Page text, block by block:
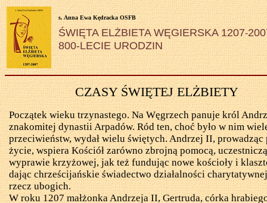
s. Anna Ewa Kędracka OSFB
ŚWIĘTA ELŻBIETA WĘGIERSKA 1207-
800-LECIE URODZIN
CZASY ŚWIĘTEJ ELŻBIETY
Początek wieku trzynastego. Na Węgrzech panuje król
znakomitej dynastii Arpadów. Ród ten, choć było w nim
przeciwieństw, wydał wielu świętych. Andrzej II, prowadząc
życie, wspiera Kościół zarówno zbrojną pomocą,
wyprawie krzyżowej, jak też fundując nowe kościoły i
dając chrześcijańskie świadectwo działalności
rzecz ubogich.
W roku 1207 małżonka Andrzeja II, Gertruda, córka